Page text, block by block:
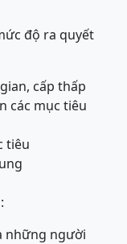
độ ra quyết
cấp thấp
các mục tiêu
tiêu
những người